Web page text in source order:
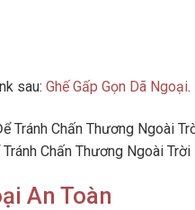
sau: Ghế Gấp Gọn Dã Ngoại.
Chấn Thương Ngoài Trời
An Toàn